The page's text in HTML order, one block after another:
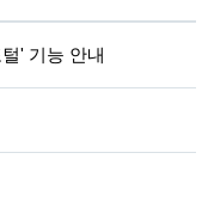
' 기능 안내